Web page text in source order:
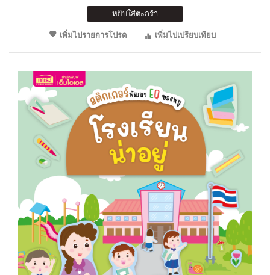
หยิบใส่ตะกร้า
เพิ่มไปรายการโปรด
เพิ่มไปเปรียบเทียบ